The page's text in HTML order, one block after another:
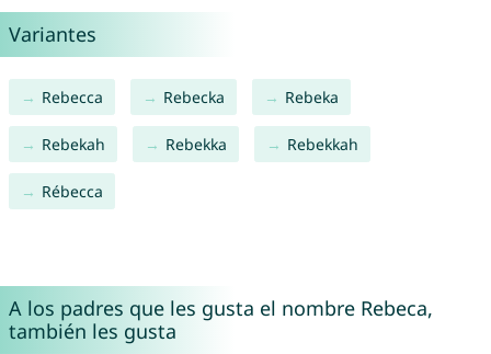
Variantes
Rebecca Rebecka Rebeka
Rebekah Rebekka Rebekkah
Rébecca
A los padres que les gusta el nombre Rebeca,
también les gusta